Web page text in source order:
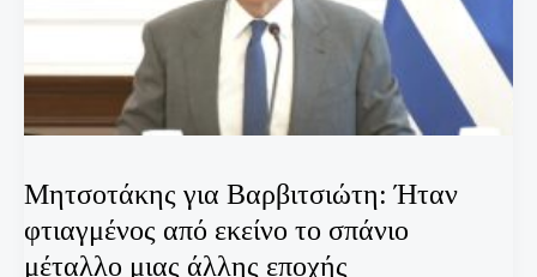
Μητσοτάκης για Βαρβιτσιώτη: Ήταν
φτιαγμένος από εκείνο το σπάνιο
μέταλλο μιας άλλης εποχής